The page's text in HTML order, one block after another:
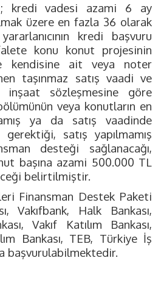
kredi vadesi azami 6 ay
üzere en fazla 36 olarak
kredi başvuru
konu konut projesinin
kendisine ait veya noter
taşınmaz satış vaadi ve
inşaat sözleşmesine göre
veya konutların en
ya da satış vaadinde
gerektiği, satış yapılmamış
desteği sağlanacağı,
başına azami 500.000 TL
belirtilmiştir.
Finansman Destek Paketi
Vakıfbank, Halk Bankası,
Vakıf Katılım Bankası,
Bankası, TEB, Türkiye İş
başvurulabilmektedir.